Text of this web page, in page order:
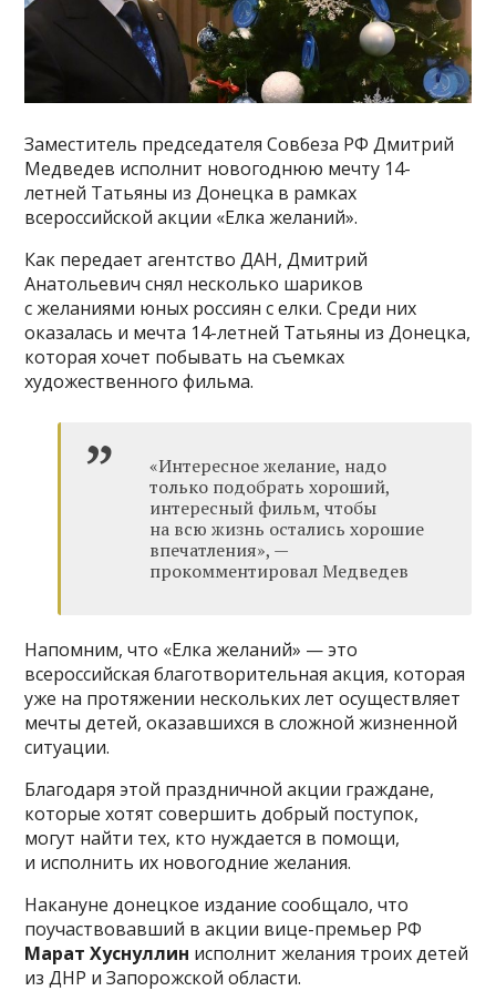
Заместитель председателя Совбеза РФ Дмитрий
Медведев исполнит новогоднюю мечту 14-
летней Татьяны из Донецка в рамках
всероссийской акции «Елка желаний».
Как передает агентство ДАН, Дмитрий
Анатольевич снял несколько шариков
с желаниями юных россиян с елки. Среди них
оказалась и мечта 14-летней Татьяны из Донецка,
которая хочет побывать на съемках
художественного фильма.
«Интересное желание, надо
только подобрать хороший,
интересный фильм, чтобы
на всю жизнь остались хорошие
впечатления», —
прокомментировал Медведев
Напомним, что «Елка желаний» — это
всероссийская благотворительная акция, которая
уже на протяжении нескольких лет осуществляет
мечты детей, оказавшихся в сложной жизненной
ситуации.
Благодаря этой праздничной акции граждане,
которые хотят совершить добрый поступок,
могут найти тех, кто нуждается в помощи,
и исполнить их новогодние желания.
Накануне донецкое издание сообщало, что
поучаствовавший в акции вице-премьер РФ
Марат Хуснуллин исполнит желания троих детей
из ДНР и Запорожской области.